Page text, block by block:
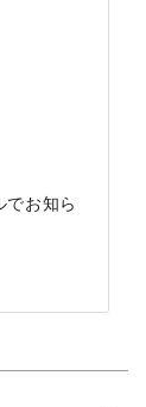
でお知ら